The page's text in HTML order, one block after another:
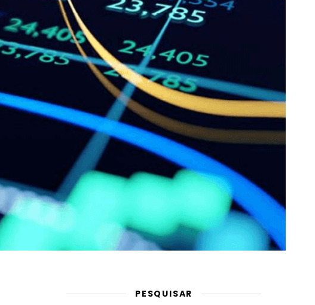
PESQUISAR